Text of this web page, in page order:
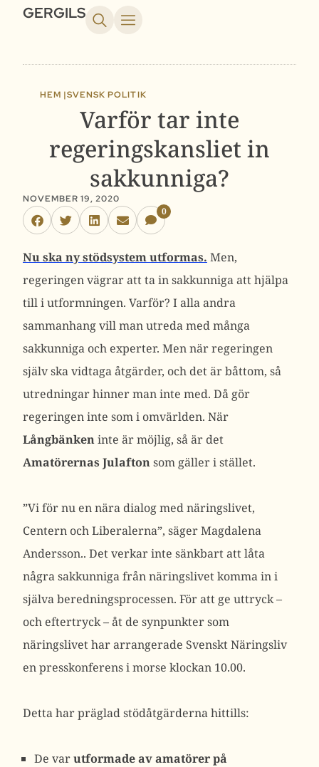
GERGILS
HEM |SVENSK POLITIK
Varför tar inte
regeringskansliet in
sakkunniga?
NOVEMBER 19, 2020
0
Nu ska ny stödsystem utformas. Men,
regeringen vägrar att ta in sakkunniga att hjälpa
till i utformningen. Varför? I alla andra
sammanhang vill man utreda med många
sakkunniga och experter. Men när regeringen
själv ska vidtaga åtgärder, och det är båttom, så
utredningar hinner man inte med. Då gör
regeringen inte som i omvärlden. När
Långbänkeninte är möjlig, så är det
Amatörernas Julaftonsom gäller i stället.
”Vi för nu en nära dialog med näringslivet,
Centern och Liberalerna”, säger Magdalena
Andersson.. Det verkar inte sänkbart att låta
några sakkunniga från näringslivet komma in i
själva beredningsprocessen. För att ge uttryck –
och eftertryck – åt de synpunkter som
näringslivet har arrangerade Svenskt Näringsliv
en presskonferens i morse klockan 10.00.
Detta har präglad stödåtgärderna hittills:
De varutformade av amatörer på